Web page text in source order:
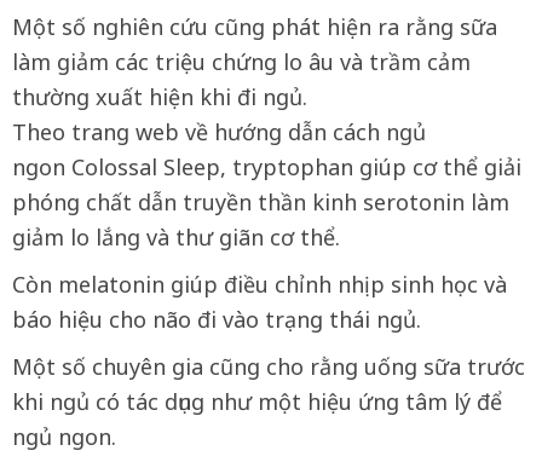
Một số nghiên cứu cũng phát hiện ra rằng sữa
làm giảm các triệu chứng lo âu và trầm cảm
thường xuất hiện khi đi ngủ.
Theo trang web về hướng dẫn cách ngủ
ngon Colossal Sleep, tryptophan giúp cơ thể giải
phóng chất dẫn truyền thần kinh serotonin làm
giảm lo lắng và thư giãn cơ thể.
Còn melatonin giúp điều chỉnh nhịp sinh học và
báo hiệu cho não đi vào trạng thái ngủ.
Một số chuyên gia cũng cho rằng uống sữa trước
khi ngủ có tác dụng như một hiệu ứng tâm lý để
ngủ ngon.